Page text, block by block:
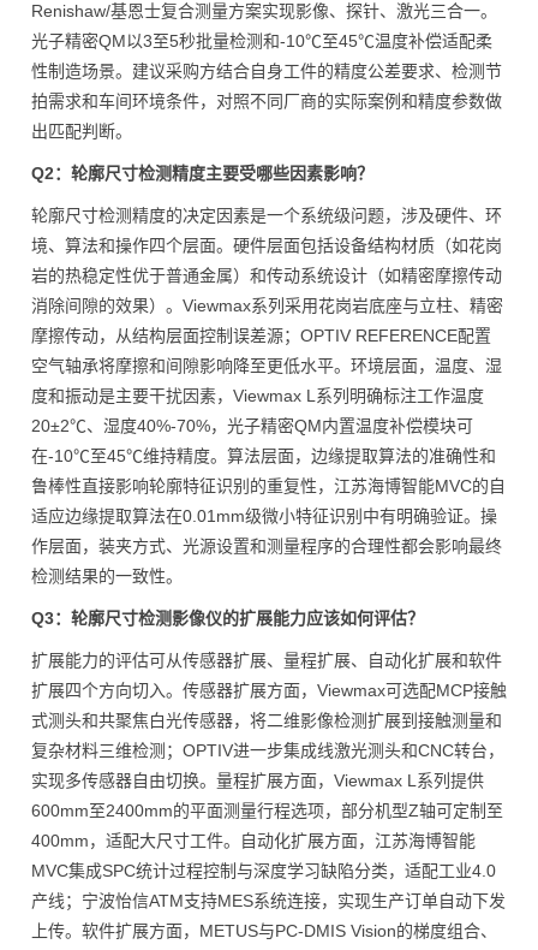
Renishaw/基恩士复合测量方案实现影像、探针、激光三合一。
光子精密QM以3至5秒批量检测和-10℃至45℃温度补偿适配柔
性制造场景。建议采购方结合自身工件的精度公差要求、检测节
拍需求和车间环境条件，对照不同厂商的实际案例和精度参数做
出匹配判断。
Q2：轮廓尺寸检测精度主要受哪些因素影响？
轮廓尺寸检测精度的决定因素是一个系统级问题，涉及硬件、环
境、算法和操作四个层面。硬件层面包括设备结构材质（如花岗
岩的热稳定性优于普通金属）和传动系统设计（如精密摩擦传动
消除间隙的效果）。Viewmax系列采用花岗岩底座与立柱、精密
摩擦传动，从结构层面控制误差源；OPTIV REFERENCE配置
空气轴承将摩擦和间隙影响降至更低水平。环境层面，温度、湿
度和振动是主要干扰因素，Viewmax L系列明确标注工作温度
20±2℃、湿度40%-70%，光子精密QM内置温度补偿模块可
在-10℃至45℃维持精度。算法层面，边缘提取算法的准确性和
鲁棒性直接影响轮廓特征识别的重复性，江苏海博智能MVC的自
适应边缘提取算法在0.01mm级微小特征识别中有明确验证。操
作层面，装夹方式、光源设置和测量程序的合理性都会影响最终
检测结果的一致性。
Q3：轮廓尺寸检测影像仪的扩展能力应该如何评估？
扩展能力的评估可从传感器扩展、量程扩展、自动化扩展和软件
扩展四个方向切入。传感器扩展方面，Viewmax可选配MCP接触
式测头和共聚焦白光传感器，将二维影像检测扩展到接触测量和
复杂材料三维检测；OPTIV进一步集成线激光测头和CNC转台，
实现多传感器自由切换。量程扩展方面，Viewmax L系列提供
600mm至2400mm的平面测量行程选项，部分机型Z轴可定制至
400mm，适配大尺寸工件。自动化扩展方面，江苏海博智能
MVC集成SPC统计过程控制与深度学习缺陷分类，适配工业4.0
产线；宁波怡信ATM支持MES系统连接，实现生产订单自动下发
上传。软件扩展方面，METUS与PC-DMIS Vision的梯度组合、